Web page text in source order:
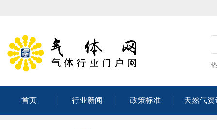
首页 行业新闻 政策标准 天然气资